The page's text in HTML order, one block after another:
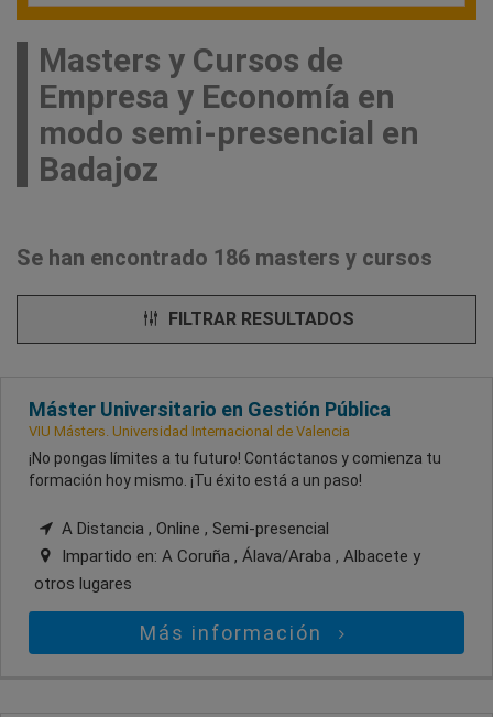
Masters y Cursos de
Empresa y Economía en
modo semi-presencial en
Badajoz
Se han encontrado 186 masters y cursos
FILTRAR RESULTADOS
Máster Universitario en Gestión Pública
VIU Másters. Universidad Internacional de Valencia
¡No pongas límites a tu futuro! Contáctanos y comienza tu
formación hoy mismo. ¡Tu éxito está a un paso!
A Distancia , Online , Semi-presencial
Impartido en: A Coruña , Álava/Araba , Albacete y
otros lugares
Más información